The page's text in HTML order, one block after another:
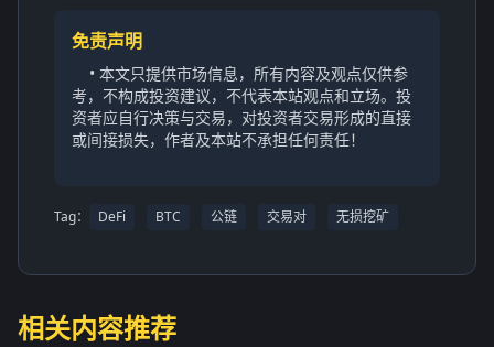
免责声明
• 本文只提供市场信息，所有内容及观点仅供参
考，不构成投资建议，不代表本站观点和立场。投
资者应自行决策与交易，对投资者交易形成的直接
或间接损失，作者及本站不承担任何责任！
Tag： DeFi BTC 公链 交易对 无损挖矿
相关内容推荐